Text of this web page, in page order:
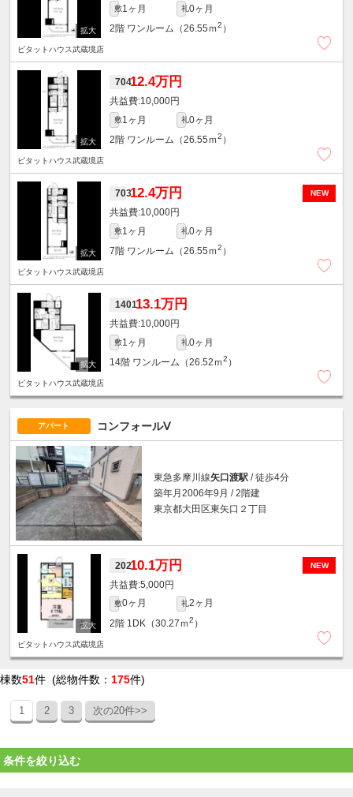
敷1ヶ月 礼0ヶ月
2階 ワンルーム（26.55ｍ2 ）
ピタットハウス武蔵境店
70412.4万円
10,000円
敷1ヶ月 礼0ヶ月
2階 ワンルーム（26.55ｍ2 ）
ピタットハウス武蔵境店
NEW
70312.4万円
10,000円
敷1ヶ月 礼0ヶ月
7階 ワンルーム（26.55ｍ2 ）
ピタットハウス武蔵境店
140113.1万円
10,000円
敷1ヶ月 礼0ヶ月
14階 ワンルーム（26.52ｍ2 ）
ピタットハウス武蔵境店
アパート コンフォールⅤ
東急多摩川線矢口渡駅 / 徒歩4分
築年月2006年9月 / 2階建
東京都大田区東矢口２丁目
NEW
20210.1万円
5,000円
敷0ヶ月 礼2ヶ月
2階 1DK（30.27ｍ2 ）
ピタットハウス武蔵境店
棟数51件 (総物件数： 175件)
1 2 3 次の20件>>
条件を絞り込む